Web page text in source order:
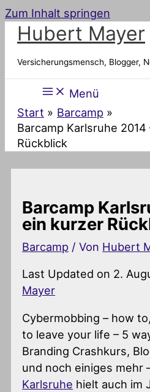
Zum Inhalt springen
Hubert Mayer
Versicherungsmensch, Blogger,
Menü
Start
Barcamp
Barcamp Karlsruhe
Rückblick
Barcamp
ein kurzer
Barcamp / Von Hubert
Last Updated on 2.
Mayer
Cybermobbing – how
to leave your life – 5
Branding Crashkurs,
und noch einiges mehr
Karlsruhe hielt auch im